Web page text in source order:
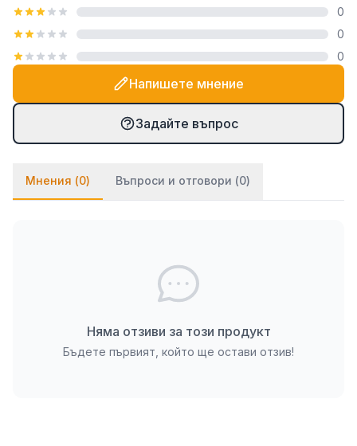
посредством закачалка тип "гребен", която е
включена в комплекта. При PVC паната частите
се монтират на стената посредством
двойнозалепващо се тиксо. Ако ще се монтират
върху стена с тапет, препоръчваме да използвате
и няколко капки лепило върху тиксото (всяко
бързозалепящо лепило като капчица, каноконлит
0
0
0
Напишете мнение
Задайте въпрос
Мнения (0) Въпроси и отговори (0)
Няма отзиви за този продукт
Бъдете първият, който ще остави отзив!